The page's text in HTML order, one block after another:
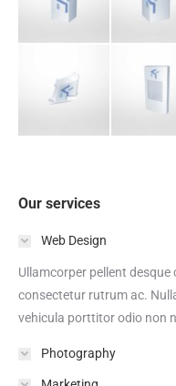
Our services
Web Design
Ullamcorper pellent
consectetur rutrum ac.
vehicula porttitor odio non
Photography